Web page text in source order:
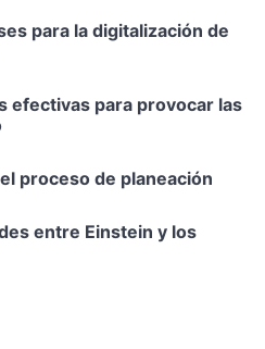
para la digitalización de
efectivas para provocar las
proceso de planeación
entre Einstein y los